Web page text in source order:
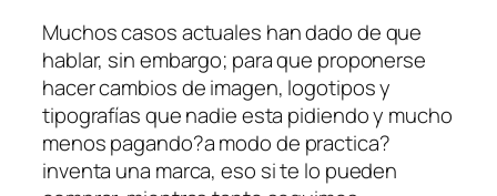
Muchos casos actuales han dado de que
hablar, sin embargo; para que proponerse
hacer cambios de imagen, logotipos y
tipografías que nadie esta pidiendo y mucho
menos pagando?a modo de practica?
inventa una marca, eso si te lo pueden